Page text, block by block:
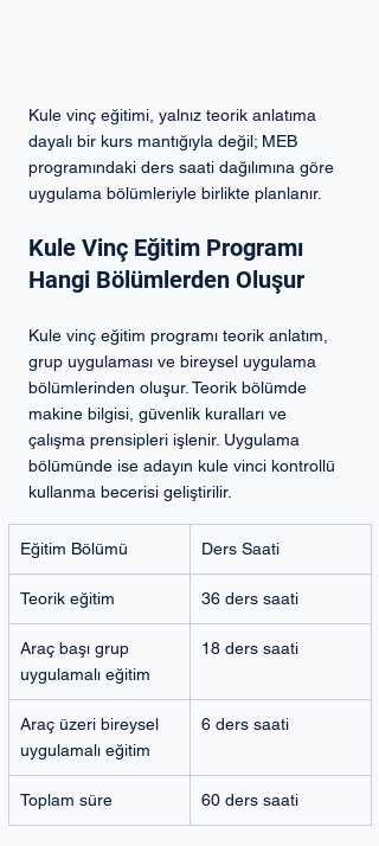
Kule vinç eğitimi, yalnız teorik anlatıma
dayalı bir kurs mantığıyla değil; MEB
programındaki ders saati dağılımına göre
uygulama bölümleriyle birlikte planlanır.
Kule Vinç Eğitim Programı
Hangi Bölümlerden Oluşur
Kule vinç eğitim programı teorik anlatım,
grup uygulaması ve bireysel uygulama
bölümlerinden oluşur. Teorik bölümde
makine bilgisi, güvenlik kuralları ve
çalışma prensipleri işlenir. Uygulama
bölümünde ise adayın kule vinci kontrollü
kullanma becerisi geliştirilir.
Eğitim Bölümü Ders Saati
Teorik eğitim 36 ders saati
Araç başı grup
uygulamalı eğitim
18 ders saati
Araç üzeri bireysel
uygulamalı eğitim
6 ders saati
Toplam süre 60 ders saati